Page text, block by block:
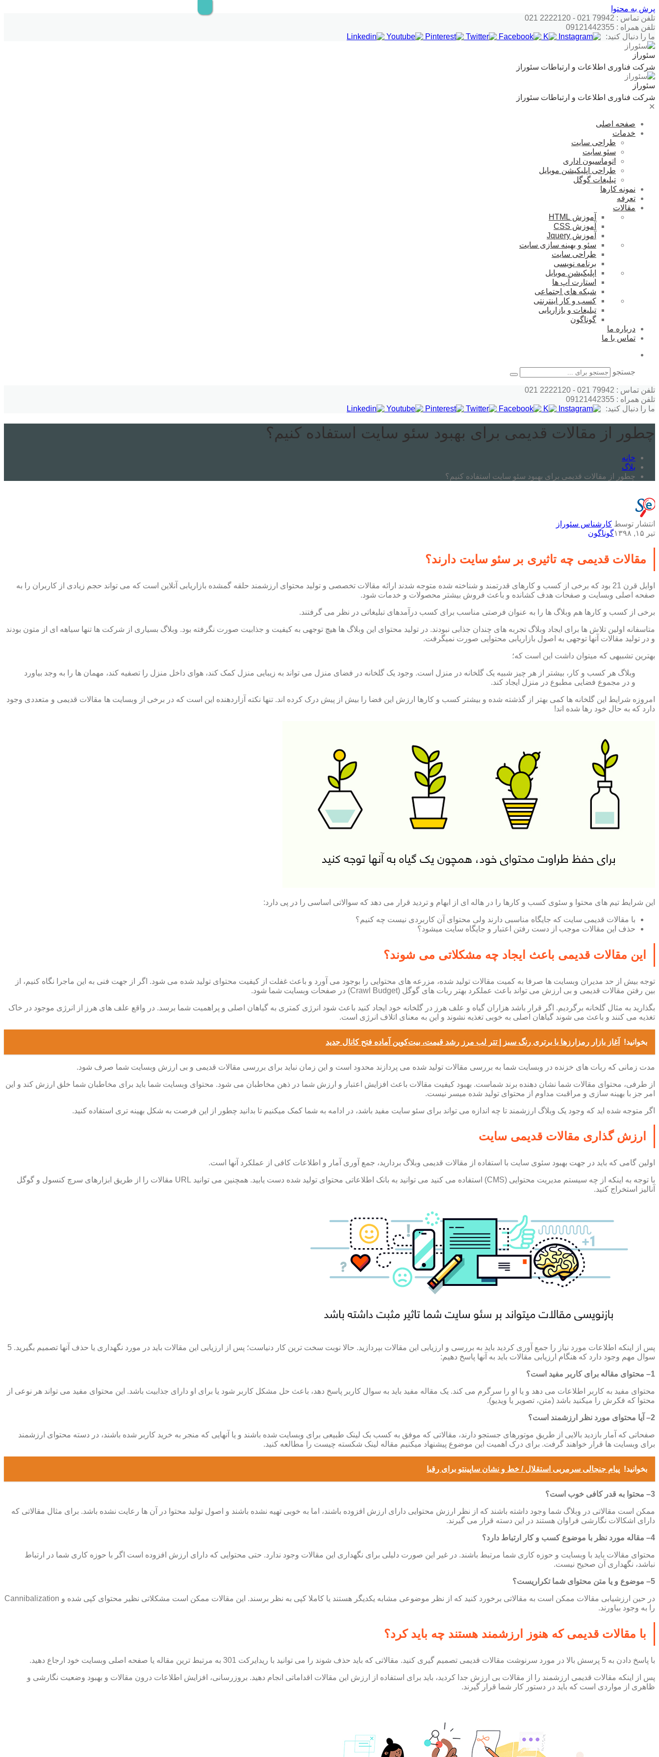
پرش به محتوا
تلفن تماس : 79942 021 - 2222120 021
تلفن همراه : 09121442355
ما را دنبال کنید:
سئوراز
شرکت فناوری اطلاعات و ارتباطات سئوراز
سئوراز
شرکت فناوری اطلاعات و ارتباطات سئوراز
✕
صفحه اصلی
خدمات
طراحی سایت
سئو سایت
اتوماسیون اداری
طراحی اپلیکیشن موبایل
تبلیغات گوگل
نمونه کارها
تعرفه
مقالات
آموزش HTML
آموزش CSS
آموزش Jquery
سئو و بهینه سازی سایت
طراحی سایت
برنامه نویسی
اپلیکیشن موبایل
استارت آپ ها
شبکه های اجتماعی
کسب و کار اینترنتی
تبلیغات و بازاریابی
گوناگون
درباره ما
تماس با ما
جستجو
تلفن تماس : 79942 021 - 2222120 021
تلفن همراه : 09121442355
ما را دنبال کنید:
چطور از مقالات قدیمی برای بهبود سئو سایت استفاده کنیم؟
خانه
بلاگ
چطور از مقالات قدیمی برای بهبود سئو سایت استفاده کنیم؟
انتشار توسط کارشناس سئوراز
تیر ۱۵, ۱۳۹۸
گوناگون
مقالات قدیمی چه تاثیری بر سئو سایت دارند؟
اوایل قرن 21 بود که برخی از کسب و کارهای قدرتمند و شناخته شده متوجه شدند ارائه مقالات تخصصی و تولید محتوای ارزشمند حلقه گمشده بازاریابی آنلاین است که می تواند حجم زیادی از کاربران را به
صفحه اصلی وبسایت و صفحات هدف کشانده و باعث فروش بیشتر محصولات و خدمات شود.
برخی از کسب و کارها هم وبلاگ ها را به عنوان فرصتی مناسب برای کسب درآمدهای تبلیغاتی در نظر می گرفتند.
متاسفانه اولین تلاش ها برای ایجاد وبلاگ تجربه های چندان جذابی نبودند. در تولید محتوای این وبلاگ ها هیچ توجهی به کیفیت و جذابیت صورت نگرفته بود. وبلاگ بسیاری از شرکت ها تنها سیاهه ای از متون بودند
و در تولید مقالات آنها توجهی به اصول بازاریابی محتوایی صورت نمیگرفت.
بهترین تشبیهی که میتوان داشت این است که؛
وبلاگ هر کسب و کار، بیشتر از هر چیز شبیه یک گلخانه در منزل است. وجود یک گلخانه در فضای منزل می تواند به زیبایی منزل کمک کند، هوای داخل منزل را تصفیه کند، مهمان ها را به وجد بیاورد
و در مجموع فضایی مطبوع در منزل ایجاد کند.
امروزه شرایط این گلخانه ها کمی بهتر از گذشته شده و بیشتر کسب و کارها ارزش این فضا را بیش از پیش درک کرده اند. تنها نکته آزاردهنده این است که در برخی از وبسایت ها مقالات قدیمی و متعددی وجود
دارد که به حال خود رها شده اند!
این شرایط تیم های محتوا و سئوی کسب و کارها را در هاله ای از ابهام و تردید قرار می دهد که سوالاتی اساسی را در پی دارد:
با مقالات قدیمی سایت که جایگاه مناسبی دارند ولی محتوای آن کاربردی نیست چه کنیم؟
حذف این مقالات موجب از دست رفتن اعتبار و جایگاه سایت میشود؟
این مقالات قدیمی باعث ایجاد چه مشکلاتی می شوند؟
توجه بیش از حد مدیران وبسایت ها صرفا به کمیت مقالات تولید شده، مزرعه های محتوایی را بوجود می آورد و باعث غفلت از کیفیت محتوای تولید شده می شود. اگر از جهت فنی به این ماجرا نگاه کنیم، از
بین رفتن مقالات قدیمی و بی ارزش می تواند باعث عملکرد بهتر ربات های گوگل (Crawl Budget) در صفحات وبسایت شما شود.
بگذارید به مثال گلخانه برگردیم. اگر قرار باشد هزاران گیاه و علف هرز در گلخانه خود ایجاد کنید باعث شود انرژی کمتری به گیاهان اصلی و پراهمیت شما برسد. در واقع علف های هرز از انرژی موجود در خاک
تغذیه می کنند و باعث می شوند گیاهان اصلی به خوبی تغذیه نشوند و این به معنای اتلاف انرژی است.
بخوانید! آغاز بازار رمزارزها با برتری رنگ سبز | تتر لب مرز رشد قیمت، بیت‌کوین آماده فتح کانال جدید
مدت زمانی که ربات های خزنده در وبسایت شما به بررسی مقالات تولید شده می پردازند محدود است و این زمان نباید برای بررسی مقالات قدیمی و بی ارزش وبسایت شما صرف شود.
از طرفی، محتوای مقالات شما نشان دهنده برند شماست. بهبود کیفیت مقالات باعث افزایش اعتبار و ارزش شما در ذهن مخاطبان می شود. محتوای وبسایت شما باید برای مخاطبان شما خلق ارزش کند و این
امر جز با بهینه سازی و مراقبت مداوم از محتوای تولید شده میسر نیست.
اگر متوجه شده اید که وجود یک وبلاگ ارزشمند تا چه اندازه می تواند برای سئو سایت مفید باشد، در ادامه به شما کمک میکنیم تا بدانید چطور از این فرصت به شکل بهینه تری استفاده کنید.
ارزش گذاری مقالات قدیمی سایت
اولین گامی که باید در جهت بهبود سئوی سایت با استفاده از مقالات قدیمی وبلاگ بردارید، جمع آوری آمار و اطلاعات کافی از عملکرد آنها است.
با توجه به اینکه از چه سیستم مدیریت محتوایی (CMS) استفاده می کنید می توانید به بانک اطلاعاتی محتوای تولید شده دست یابید. همچنین می توانید URL مقالات را از طریق ابزارهای سرچ کنسول و گوگل
آنالیز استخراج کنید.
پس از اینکه اطلاعات مورد نیاز را جمع آوری کردید باید به بررسی و ارزیابی این مقالات بپردازید. حالا نوبت سخت ترین کار دنیاست؛ پس از ارزیابی این مقالات باید در مورد نگهداری یا حذف آنها تصمیم بگیرید. 5
سوال مهم وجود دارد که هنگام ارزیابی مقالات باید به آنها پاسخ دهیم:
1– محتوای مقاله برای کاربر مفید است؟
محتوای مفید به کاربر اطلاعات می دهد و یا او را سرگرم می کند. یک مقاله مفید باید به سوال کاربر پاسخ دهد، باعث حل مشکل کاربر شود یا برای او دارای جذابیت باشد. این محتوای مفید می تواند هر نوعی از
محتوا که فکرش را میکنید باشد (متن، تصویر یا ویدیو).
2– آیا محتوای مورد نظر ارزشمند است؟
صفحاتی که آمار بازدید بالایی از طریق موتورهای جستجو دارند، مقالاتی که موفق به کسب بک لینک طبیعی برای وبسایت شده باشند و یا آنهایی که منجر به خرید کاربر شده باشند، در دسته محتوای ارزشمند
برای وبسایت ها قرار خواهند گرفت. برای درک اهمیت این موضوع پیشنهاد میکنیم مقاله لینک شکسته چیست را مطالعه کنید.
بخوانید! پیام جنجالی سرمربی استقلال / خط و نشان ساپینتو برای رقبا
3– محتوا به قدر کافی خوب است؟
ممکن است مقالاتی در وبلاگ شما وجود داشته باشند که از نظر ارزش محتوایی دارای ارزش افزوده باشند، اما به خوبی تهیه نشده باشند و اصول تولید محتوا در آن ها رعایت نشده باشد. برای مثال مقالاتی که
دارای اشکالات نگارشی فراوان هستند در این دسته قرار می گیرند.
4– مقاله مورد نظر با موضوع کسب و کار ارتباط دارد؟
محتوای مقالات باید با وبسایت و حوزه کاری شما مرتبط باشند. در غیر این صورت دلیلی برای نگهداری این مقالات وجود ندارد. حتی محتوایی که دارای ارزش افزوده است اگر با حوزه کاری شما در ارتباط
نباشد، نگهداری آن صحیح نیست.
5– موضوع و یا متن محتوای شما تکراریست؟
در حین ارزشیابی مقالات ممکن است به مقالاتی برخورد کنید که از نظر موضوعی مشابه یکدیگر هستند یا کاملا کپی به نظر برسند. این مقالات ممکن است مشکلاتی نظیر محتوای کپی شده و Cannibalization
را به وجود بیاورند.
با مقالات قدیمی که هنوز ارزشمند هستند چه باید کرد؟
با پاسخ دادن به 5 پرسش بالا در مورد سرنوشت مقالات قدیمی تصمیم گیری کنید. مقالاتی که باید حذف شوند را می توانید با ریدایرکت 301 به مرتبط ترین مقاله یا صفحه اصلی وبسایت خود ارجاع دهید.
پس از اینکه مقالات قدیمی ارزشمند را از مقالات بی ارزش جدا کردید، باید برای استفاده از ارزش این مقالات اقداماتی انجام دهید. بروزرسانی، افزایش اطلاعات درون مقالات و بهبود وضعیت نگارشی و
ظاهری از مواردی است که باید در دستور کار شما قرار گیرند.